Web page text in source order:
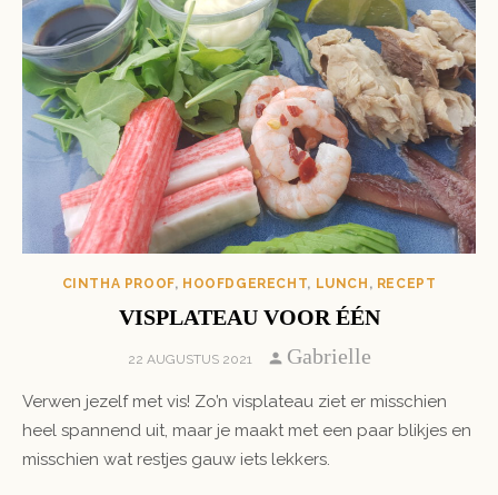
CINTHA PROOF, HOOFDGERECHT, LUNCH , RECEPT
VISPLATEAU VOOR ÉÉN
POSTED
22 AUGUSTUS 2021 Author
Gabrielle
Verwen jezelf met vis! Zo’n visplateau ziet er misschien
heel spannend uit, maar je maakt met een paar blikjes en
misschien wat restjes gauw iets lekkers.